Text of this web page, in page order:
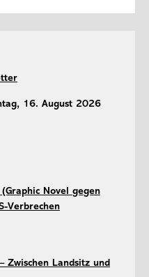
16. August 2026
Novel gegen
Verbrechen
Zwischen Landsitz und